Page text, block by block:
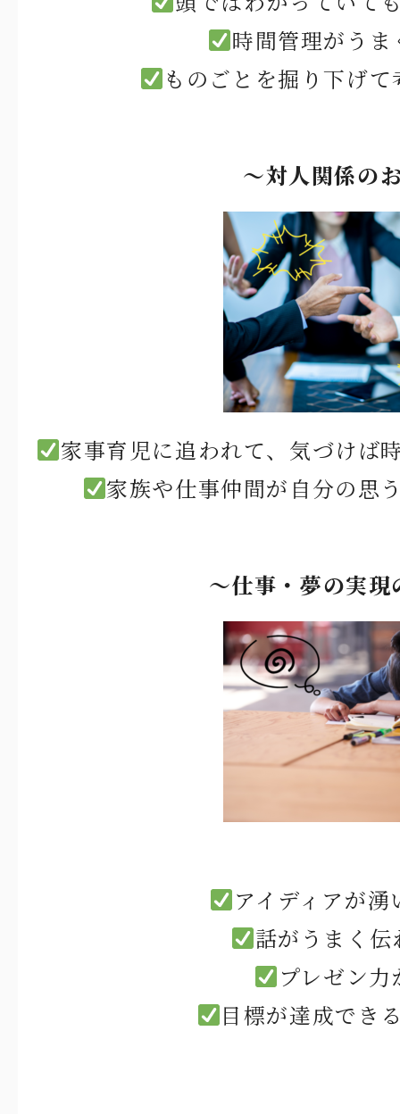
時間管理がう
ものごとを掘り下げ
〜対人関係の
家事育児に追われて、気づけば
家族や仕事仲間が自分の思
〜仕事・夢の実
アイディアが
話がうまく
プレゼン
目標が達成でき